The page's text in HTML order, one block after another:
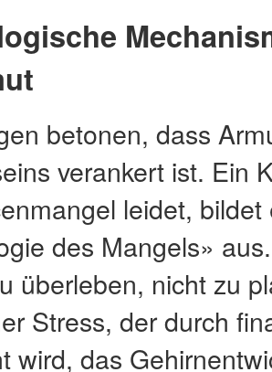
betonen, dass
verankert ist. Ein
leidet,
des Mangels»
überleben, nicht zu
Stress, der durch
wird, das